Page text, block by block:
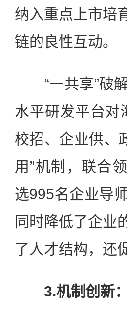
纳入重点上市培
链的良性互动。
“一共享”破解
水平研发平台对
校招、企业供、
用”机制，联合
选995名企业导
同时降低了企业
了人才结构，还
3.机制创新